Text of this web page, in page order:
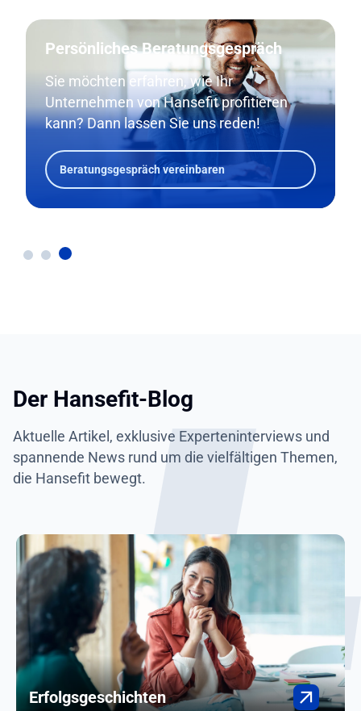
Persönliches Beratungsgespräch
Sie möchten erfahren, wie Ihr
Unternehmen von Hansefit profitieren
kann? Dann lassen Sie uns reden!
Beratungsgespräch vereinbaren
Der Hansefit-Blog
Aktuelle Artikel, exklusive Experteninterviews und
spannende News rund um die vielfältigen Themen,
die Hansefit bewegt.
Erfolgsgeschichten